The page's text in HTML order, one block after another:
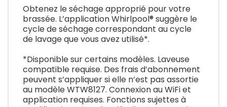
Obtenez le séchage approprié pour votre
brassée. L’application Whirlpool® suggère le
cycle de séchage correspondant au cycle
de lavage que vous avez utilisé*.
*Disponible sur certains modèles. Laveuse
compatible requise. Des frais d’abonnement
peuvent s’appliquer si elle n’est pas assortie
au modèle WTW8127. Connexion au WiFi et
application requises. Fonctions sujettes à